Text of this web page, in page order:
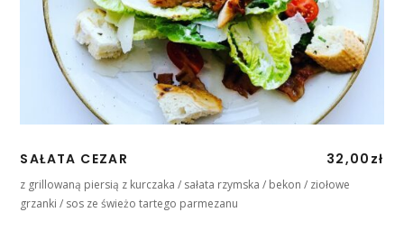
SAŁATA CEZAR 32,00 zł
z grillowaną piersią z kurczaka / sałata rzymska / bekon / ziołowe
grzanki / sos ze świeżo tartego parmezanu